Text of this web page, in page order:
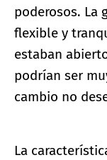
poderosos. La
flexible y
estaban
podrían ser
cambio no
La